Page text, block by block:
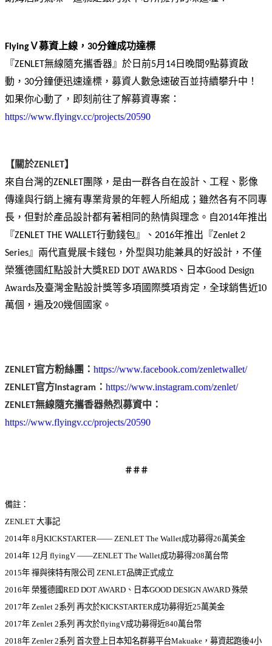
FlyingＶ募資上線，30分鐘成功達標
『ZENLET無線隨充攜香器』於日前5月14日晚間9點募資啟
動，30分鐘便迅速達標，募資人數急速破百並持續攀升中！
如果你心動了，即刻前往了解募資專案：
https://www.flyingv.cc/projects/20590
【關於ZENLET】
來自台灣的ZENLET團隊，是由一群各自在設計、工程、影像
傳達與行銷上擁有專業背景的年輕人所組成；雖然各有不同專
長，但對於產品設計都有著相同的熱情與理念。自2014年推出
『ZENLET THE WALLET行動錢包』、2016年推出『Zenlet 2
Series』兩代直覺展卡錢包，外型與功能兼具的好設計，不僅
榮獲德國紅點設計大獎RED DOT AWARDS、日本Good Design
Awards及臺灣金點設計獎等多項國際獎項肯定，全球銷售近10
萬個，遍及20幾個國家。
ZENLET官方粉絲團： https://www.facebook.com/zenletwallet/
ZENLET官方Instagram： https://www.instagram.com/zenlet/
ZENLET無線隨充攜香器熱烈募資中：
https://www.flyingv.cc/projects/20590
＃＃＃
備註：
ZENLET 大事記
2014年 8月KICKSTARTER—— ZENLET The Wallet成功募得26萬美金
2014年 12月 flyingV ——ZENLET The Wallet成功募得208萬台幣
2015年 禪與徠特有限公司 ZENLET品牌正式成立
2016年 榮獲德國RED DOT AWARD、日本GOOD DESIGN AWARD 殊榮
2017年 Zenlet 2系列 再次於KICKSTARTER成功募得近25萬美金
2017年 Zenlet 2系列 再次於flyingV成功募得近840萬台幣
2018年 Zenler 2系列 首次登上日本知名群募平台Makuake，募資起跑後4小